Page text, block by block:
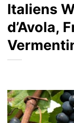
Italiens
d’Avola,